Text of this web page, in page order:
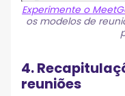
Experimente o
os modelos de
4.
reuniões